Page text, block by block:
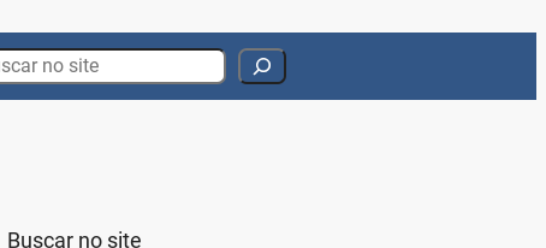
Buscar no site